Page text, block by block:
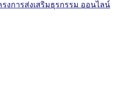
การส่งเสริมธุรกรรม ออนไลน์